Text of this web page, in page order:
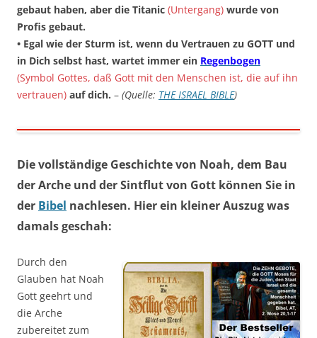
gebaut haben, aber die Titanic (Untergang) wurde von
Profis gebaut.
• Egal wie der Sturm ist, wenn du Vertrauen zu GOTT und
in Dich selbst hast, wartet immer ein Regenbogen
(Symbol Gottes, daß Gott mit den Menschen ist, die auf ihn
vertrauen) auf dich. – (Quelle: THE ISRAEL BIBLE)
Die vollständige Geschichte von Noah, dem Bau
der Arche und der Sintflut von Gott können Sie in
der Bibel nachlesen. Hier ein kleiner Auszug was
damals geschah:
Durch den
Glauben hat Noah
Gott geehrt und
die Arche
zubereitet zum